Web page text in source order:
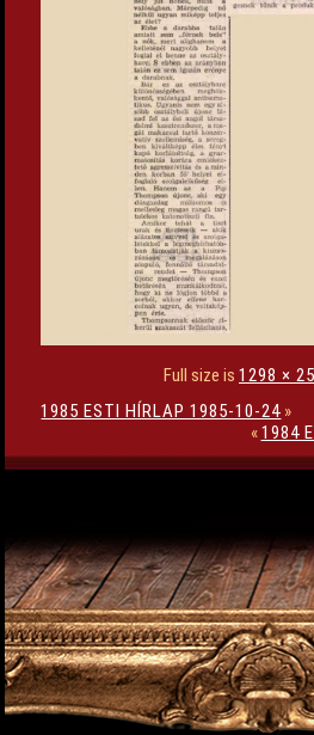
Full size is 1298 ×
1985 ESTI HÍRLAP 1985-10-24 »
«1984